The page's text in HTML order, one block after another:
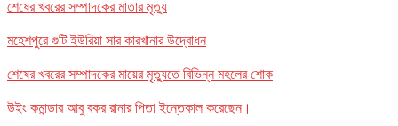
শেষের খবরের সম্পাদকের মাতার মৃত্যু
মহেশপুরে গুটি ইউরিয়া সার কারখানার উদ্বোধন
শেষের খবরের সম্পাদকের মায়ের মৃত্যুতে বিভিন্ন মহলের শোক
উইং কমান্ডার আবু বকর রানার পিতা ইন্তেকাল করেছেন।